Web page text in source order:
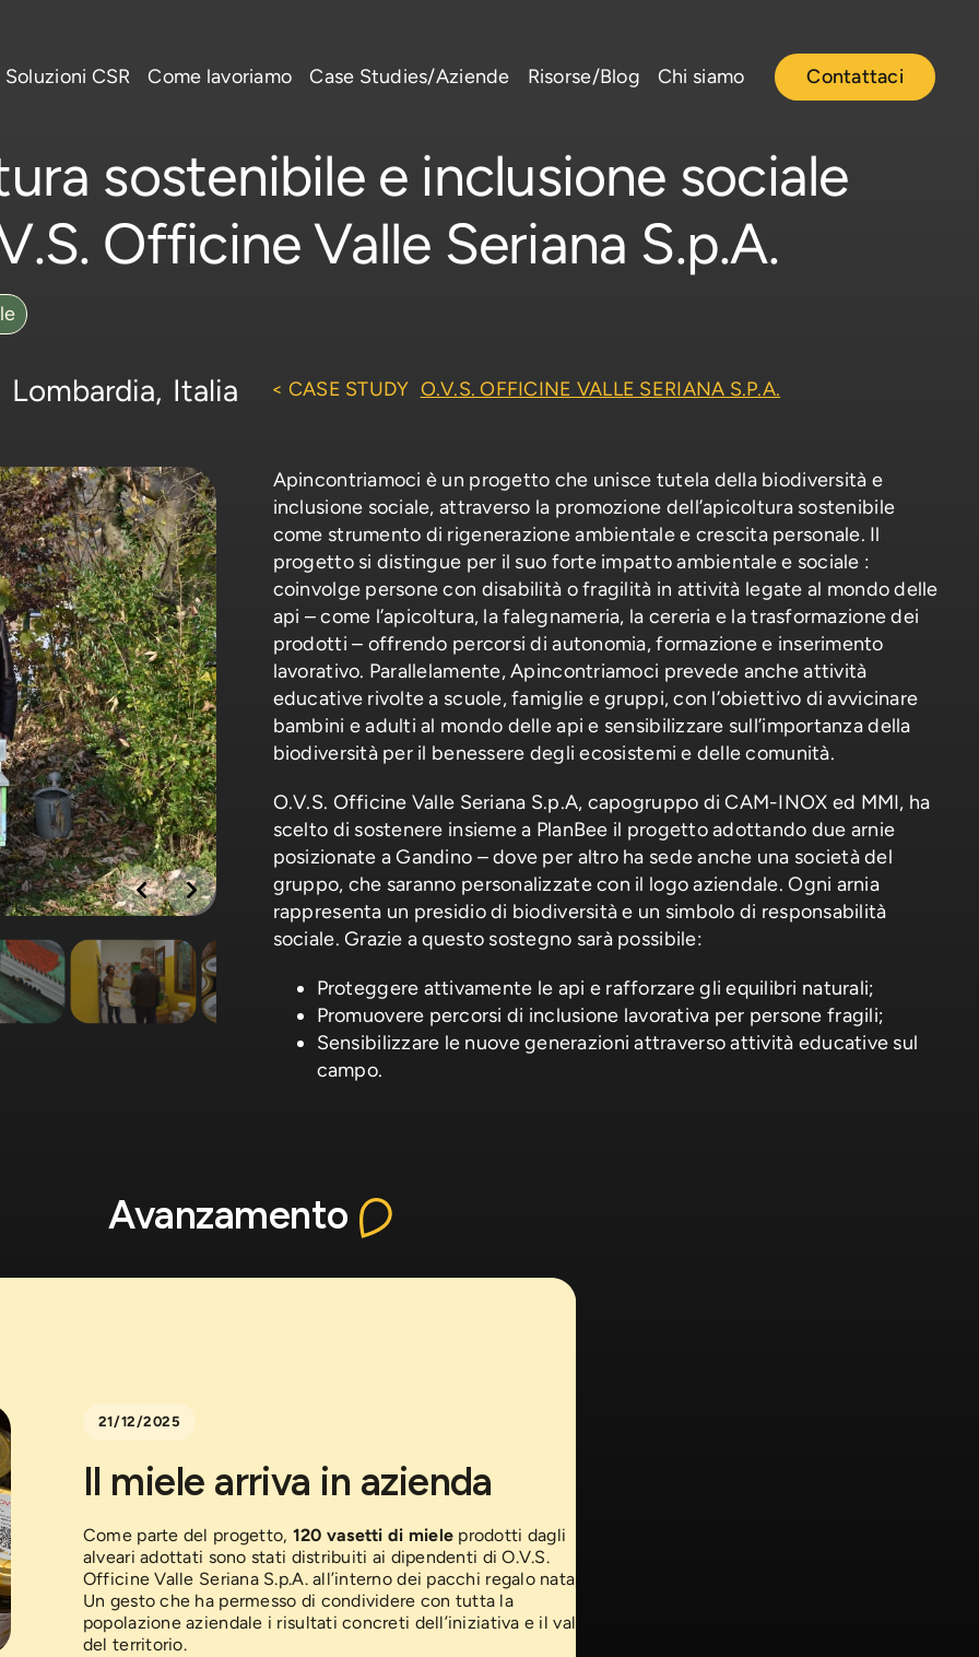
Soluzioni CSR Come lavoriamo Case Studies/Aziende Risorse/Blog Chi siamo Contattaci
sostenibile e inclusione sociale
Officine Valle Seriana S.p.A.
Lombardia, Italia < CASE STUDY O.V.S. OFFICINE VALLE SERIANA S.P.A.
Apincontriamoci è un progetto che unisce tutela della biodiversità e
inclusione sociale, attraverso la promozione dell’apicoltura sostenibile
come strumento di rigenerazione ambientale e crescita personale. Il
progetto si distingue per il suo forte impatto ambientale e sociale :
coinvolge persone con disabilità o fragilità in attività legate al mondo delle
api – come l’apicoltura, la falegnameria, la cereria e la trasformazione dei
prodotti – offrendo percorsi di autonomia, formazione e inserimento
lavorativo. Parallelamente, Apincontriamoci prevede anche attività
educative rivolte a scuole, famiglie e gruppi, con l’obiettivo di avvicinare
bambini e adulti al mondo delle api e sensibilizzare sull’importanza della
biodiversità per il benessere degli ecosistemi e delle comunità.
O.V.S. Officine Valle Seriana S.p.A, capogruppo di CAM-INOX ed MMI, ha
scelto di sostenere insieme a PlanBee il progetto adottando due arnie
posizionate a Gandino – dove per altro ha sede anche una società del
gruppo, che saranno personalizzate con il logo aziendale. Ogni arnia
rappresenta un presidio di biodiversità e un simbolo di responsabilità
sociale. Grazie a questo sostegno sarà possibile:
Proteggere attivamente le api e rafforzare gli equilibri naturali;
Promuovere percorsi di inclusione lavorativa per persone fragili;
Sensibilizzare le nuove generazioni attraverso attività educative sul
campo.
Avanzamento
21/12/2025
Il miele arriva in azienda
Come parte del progetto, 120 vasetti di miele prodotti dagli
alveari adottati sono stati distribuiti ai dipendenti di O.V.S.
Officine Valle Seriana S.p.A. all’interno dei pacchi regalo natalizi.
Un gesto che ha permesso di condividere con tutta la
popolazione aziendale i risultati concreti dell’iniziativa e il valore
del territorio.
2026
in salute
apistica si è conclusa con risultati molto positivi: le
si sono mantenute in ottimo stato di salute,
una regolare attività di bottinamento e uno sviluppo
Un segnale che conferma la qualità ambientale della
e l’efficacia del progetto nella tutela della
inclusione
del miele sono stati realizzati
Cooperativa Sociale I Sogni ,
un’opportunità concreta di inclusione
disabilità. Un esempio di come la
generare anche valore sociale per il